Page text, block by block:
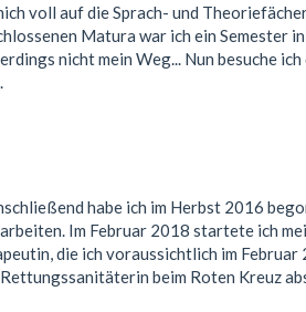
voll auf die Sprach- und
Matura war ich ein Semester
nicht mein Weg... Nun besuche ich
habe ich im Herbst 2016
Im Februar 2018 startete ich
die ich voraussichtlich im Februar
beim Roten Kreuz